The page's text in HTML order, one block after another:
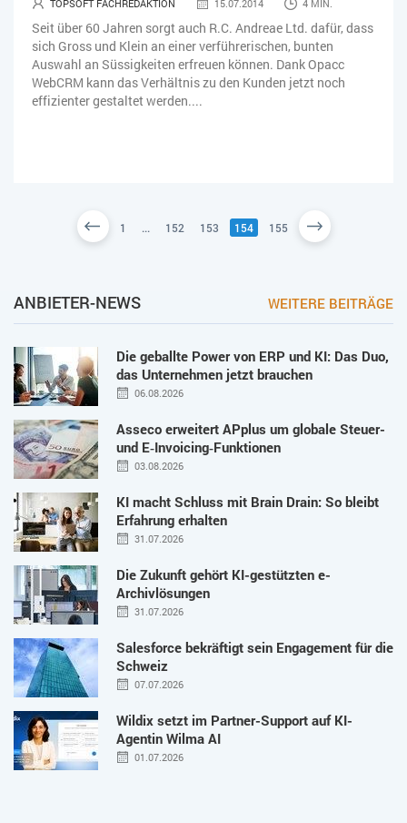
TOPSOFT FACHREDAKTION 15.07.2014 4 MIN.
Seit über 60 Jahren sorgt auch R.C. Andreae Ltd. dafür, dass
sich Gross und Klein an einer verführerischen, bunten
Auswahl an Süssigkeiten erfreuen können. Dank Opacc
WebCRM kann das Verhältnis zu den Kunden jetzt noch
effizienter gestaltet werden....
1 ... 152 153 154 155
ANBIETER-NEWS WEITERE BEITRÄGE
Die geballte Power von ERP und KI: Das Duo,
das Unternehmen jetzt brauchen
06.08.2026
Asseco erweitert APplus um globale Steuer-
und E‑Invoicing‑Funktionen
03.08.2026
KI macht Schluss mit Brain Drain: So bleibt
Erfahrung erhalten
31.07.2026
Die Zukunft gehört KI-gestützten e-
Archivlösungen
31.07.2026
Salesforce bekräftigt sein Engagement für die
Schweiz
07.07.2026
Wildix setzt im Partner-Support auf KI-
Agentin Wilma AI
01.07.2026